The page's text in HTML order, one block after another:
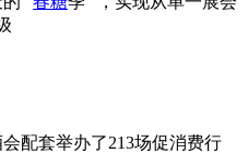
配套举办了213场促消费行